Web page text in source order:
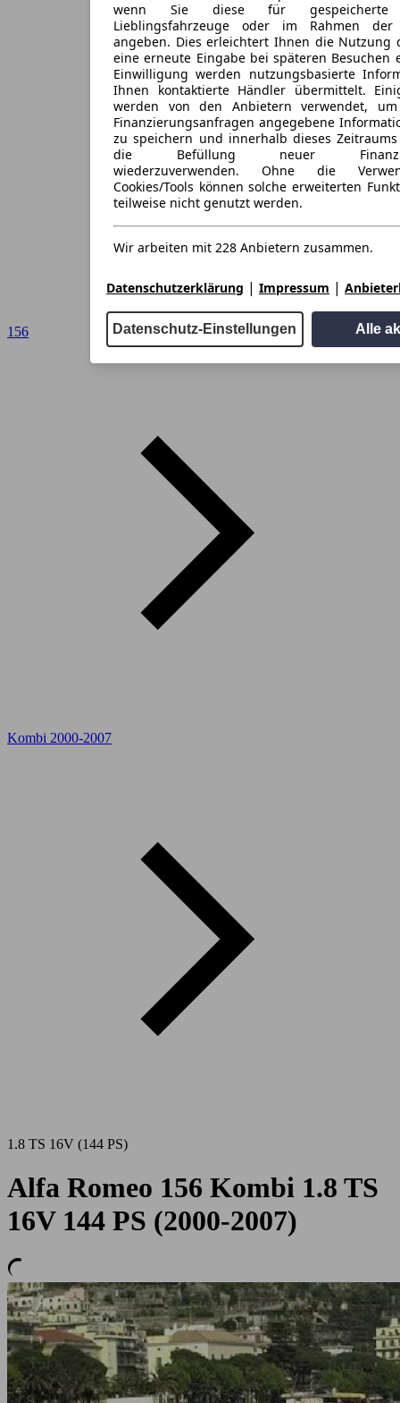
wenn Sie diese für gespeicherte
Lieblingsfahrzeuge oder im Rahmen der
angeben. Dies erleichtert Ihnen die Nutzung
eine erneute Eingabe bei späteren
Einwilligung werden nutzungsbasierte
Ihnen kontaktierte Händler übermittelt.
werden von den Anbietern verwendet,
Finanzierungsanfragen angegebene
zu speichern und innerhalb dieses
die Befüllung neuer
wiederzuverwenden. Ohne die
Cookies/Tools können solche erweiterten
teilweise nicht genutzt werden.
Wir arbeiten mit 228 Anbietern zusammen.
Datenschutzerklärung | Impressum |
Datenschutz-Einstellungen Alle
156
Kombi 2000-2007
1.8 TS 16V (144 PS)
Alfa Romeo 156 Kombi 1.8 TS
16V 144 PS (2000-2007)